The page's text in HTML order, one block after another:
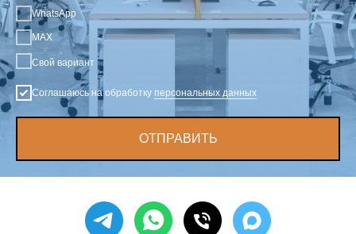
WhatsApp
MAX
Свой вариант
Соглашаюсь на обработку персональных данных
ОТПРАВИТЬ